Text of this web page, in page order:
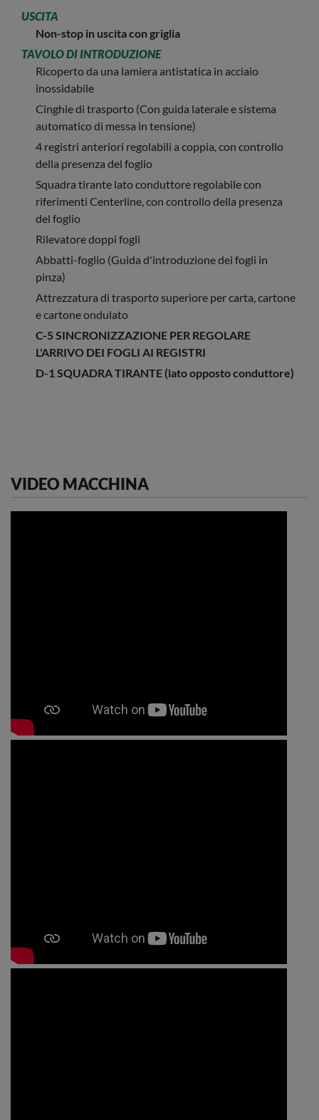
USCITA
Non-stop in uscita con griglia
TAVOLO DI INTRODUZIONE
Ricoperto da una lamiera antistatica in acciaio
inossidabile
Cinghie di trasporto (Con guida laterale e sistema
automatico di messa in tensione)
4 registri anteriori regolabili a coppia, con controllo
della presenza del foglio
Squadra tirante lato conduttore regolabile con
riferimenti Centerline, con controllo della presenza
del foglio
Rilevatore doppi fogli
Abbatti-foglio (Guida d'introduzione dei fogli in
pinza)
Attrezzatura di trasporto superiore per carta, cartone
e cartone ondulato
C-5 SINCRONIZZAZIONE PER REGOLARE
L'ARRIVO DEI FOGLI AI REGISTRI
D-1 SQUADRA TIRANTE (lato opposto conduttore)
VIDEO MACCHINA